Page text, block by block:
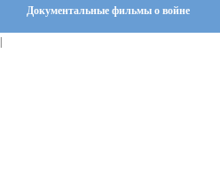
Документальные фильмы о войне
|